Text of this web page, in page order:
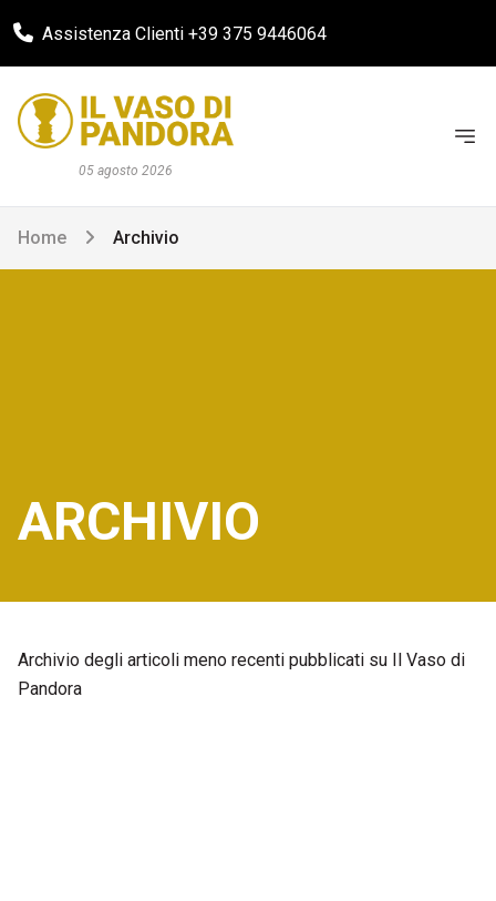
Assistenza Clienti +39 375 9446064
05 agosto 2026
Home Archivio
ARCHIVIO
Archivio degli articoli meno recenti pubblicati su Il Vaso di
Pandora